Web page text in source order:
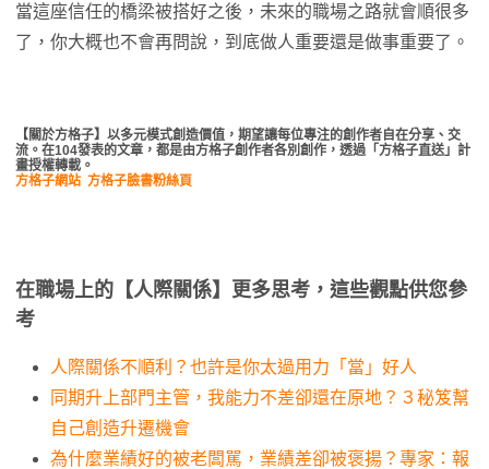
當這座信任的橋梁被搭好之後，未來的職場之路就會順很多
了，你大概也不會再問說，到底做人重要還是做事重要了。
【關於方格子】以多元模式創造價值，期望讓每位專注的創作者自在分享、交
流。在104發表的文章，都是由方格子創作者各別創作，透過「方格子直送」計
畫授權轉載。
方格子網站 方格子臉書粉絲頁
在職場上的【人際關係】更多思考，這些觀點供您參
考
人際關係不順利？也許是你太過用力「當」好人
同期升上部門主管，我能力不差卻還在原地？３秘笈幫
自己創造升遷機會
為什麼業績好的被老闆駡，業績差卻被褒揚？專家：報